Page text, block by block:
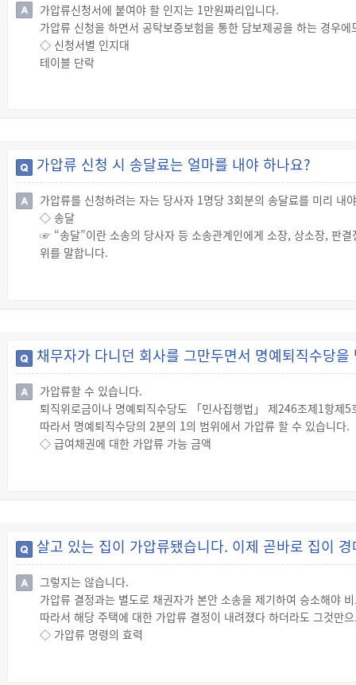
가압류신청서에 붙여야 할 인지는 1만원짜리입니다.
가압류 신청을 하면서 공탁보증보험을 통한 담보제공을 하는 경우
◇ 신청서별 인지대
테이블 단락
☞ 전자수입인지의 경우에는 위의 구입처 외에 업무를 위탁받은 기
가압류 신청 시 송달료는 얼마를 내야 하나요?
가압류를 신청하려는 자는 당사자 1명당 3회분의 송달료를 미리 내
◇ 송달
☞ “송달”이란 소송의 당사자 등 소송관계인에게 소장, 상소장, 판
위를 말합니다.
◇ 송달료 납부
채무자가 다니던 회사를 그만두면서 명예퇴직수당
가압류할 수 있습니다.
퇴직위로금이나 명예퇴직수당도 「민사집행법」 제246조제1항제
따라서 명예퇴직수당의 2분의 1의 범위에서 가압류 할 수 있습니다.
◇ 급여채권에 대한 가압류 가능 금액
☞ 가압류가 가능한 급여채권의 범위는 다음과 같습니다.
살고 있는 집이 가압류됐습니다. 이제 곧바로 집이
그렇지는 않습니다.
가압류 결정과는 별도로 채권자가 본안 소송을 제기하여 승소해야
따라서 해당 주택에 대한 가압류 결정이 내려졌다 하더라도 그것만
◇ 가압류 명령의 효력